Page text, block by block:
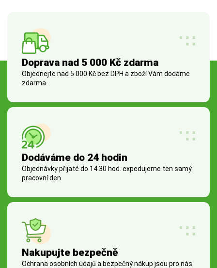
Doprava nad 5 000 Kč zdarma
Objednejte nad 5 000 Kč bez DPH a zboží Vám dodáme
zdarma.
Dodáváme do 24 hodin
Objednávky přijaté do 14:30 hod. expedujeme ten samý
pracovní den.
Nakupujte bezpečně
Ochrana osobních údajů a bezpečný nákup jsou pro nás